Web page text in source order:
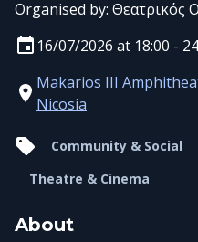
Organised by: Θεατρικός
16/07/2026 at 18:00 -
Makarios III
Nicosia
Community & Social
Theatre & Cinema
About